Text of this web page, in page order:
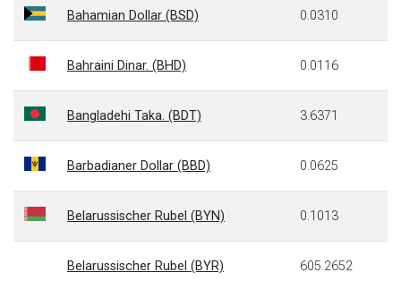
Bahamian Dollar (BSD) 0.0310
Bahraini Dinar. (BHD) 0.0116
Bangladehi Taka. (BDT) 3.6371
Barbadianer Dollar (BBD) 0.0625
Belarussischer Rubel (BYN) 0.1013
Belarussischer Rubel (BYR) 605.2652